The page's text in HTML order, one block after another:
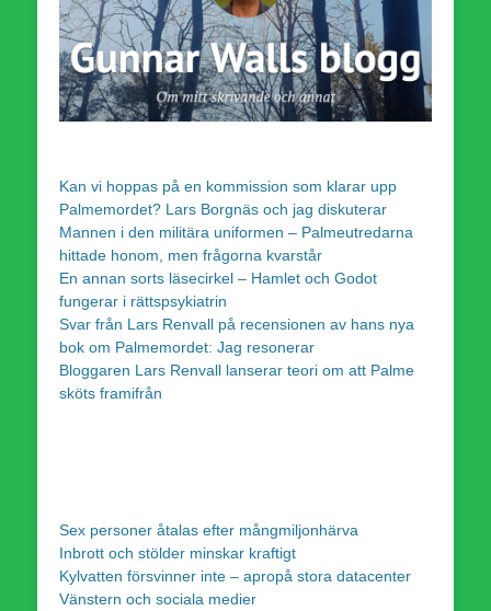
Kan vi hoppas på en kommission som klarar upp
Palmemordet? Lars Borgnäs och jag diskuterar
Mannen i den militära uniformen – Palmeutredarna
hittade honom, men frågorna kvarstår
En annan sorts läsecirkel – Hamlet och Godot
fungerar i rättspsykiatrin
Svar från Lars Renvall på recensionen av hans nya
bok om Palmemordet: Jag resonerar
Bloggaren Lars Renvall lanserar teori om att Palme
sköts framifrån
Sex personer åtalas efter mångmiljonhärva
Inbrott och stölder minskar kraftigt
Kylvatten försvinner inte – apropå stora datacenter
Vänstern och sociala medier